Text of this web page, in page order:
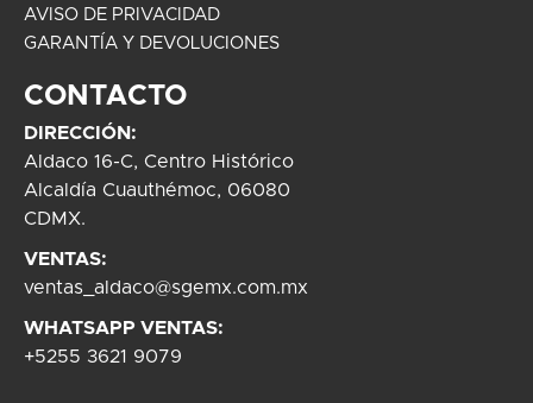
AVISO DE PRIVACIDAD
GARANTÍA Y DEVOLUCIONES
CONTACTO
DIRECCIÓN:
Aldaco 16-C, Centro Histórico
Alcaldía Cuauthémoc, 06080
CDMX.
VENTAS:
ventas_aldaco@sgemx.com.mx
WHATSAPP VENTAS:
+5255 3621 9079